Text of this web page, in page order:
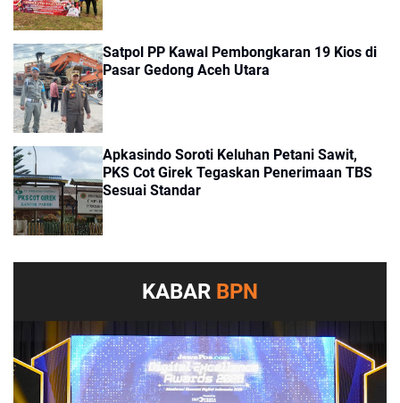
Satpol PP Kawal Pembongkaran 19 Kios di
Pasar Gedong Aceh Utara
Apkasindo Soroti Keluhan Petani Sawit,
PKS Cot Girek Tegaskan Penerimaan TBS
Sesuai Standar
KABAR BPN